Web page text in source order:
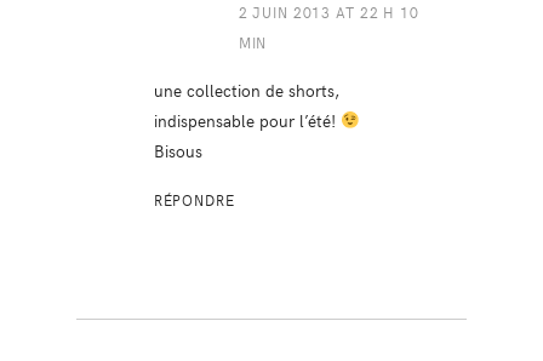
2 JUIN 2013 AT 22 H 10
MIN
une collection de shorts,
indispensable pour l’été!
Bisous
RÉPONDRE